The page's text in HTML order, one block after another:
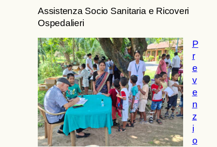
Assistenza Socio Sanitaria e Ricoveri
Ospedalieri
P
r
e
v
e
n
z
i
o